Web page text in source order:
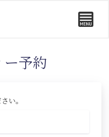
ー予約
い。